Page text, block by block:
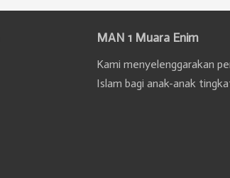
MAN 1 Muara Enim
Kami menyelenggarakan
Islam bagi anak-anak